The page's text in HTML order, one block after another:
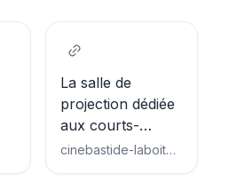
La salle de
projection dédiée
aux courts-
métrages toute
cinebastide-laboite.org